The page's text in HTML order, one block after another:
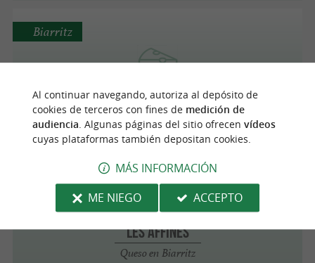
LE PETIT BASQUE
Yogures Vascos en Biarritz
Biarritz
Les Affinés
Queso en Biarritz
Al continuar navegando, autoriza al depósito de
cookies de terceros con fines de medición de
audiencia . Algunas páginas del sitio ofrecen vídeos
cuyas plataformas también depositan cookies.
MÁS INFORMACIÓN
ME NIEGO
ACCEPTO